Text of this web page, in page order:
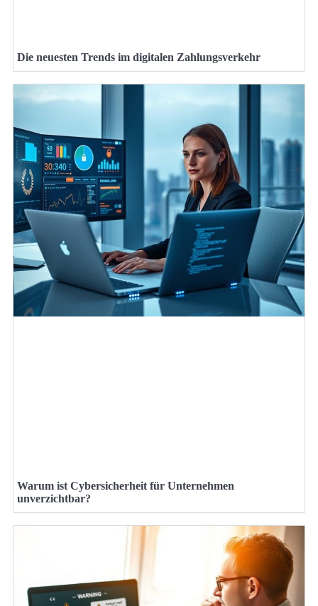
Die neuesten Trends im digitalen Zahlungsverkehr
Warum ist Cybersicherheit für Unternehmen
unverzichtbar?